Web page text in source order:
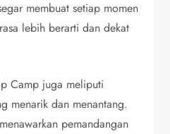
membuat setiap momen
lebih berarti dan dekat
Camp juga meliputi
menarik dan menantang.
pemandangan